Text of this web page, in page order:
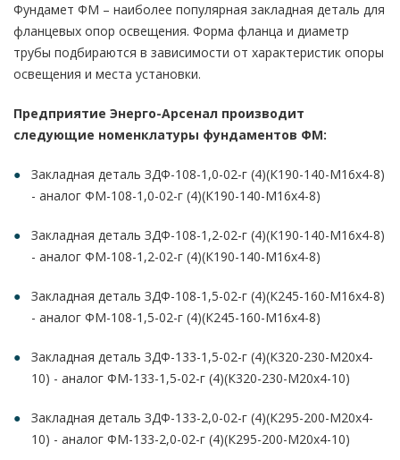
Фундамет ФМ – наиболее популярная закладная деталь для
фланцевых опор освещения. Форма фланца и диаметр
трубы подбираются в зависимости от характеристик опоры
освещения и места установки.
Предприятие Энерго-Арсенал производит
следующие номенклатуры фундаментов ФМ:
Закладная деталь ЗДФ-108-1,0-02-г (4)(К190-140-М16х4-8)
- аналог ФМ-108-1,0-02-г (4)(К190-140-М16х4-8)
Закладная деталь ЗДФ-108-1,2-02-г (4)(К190-140-М16х4-8)
- аналог ФМ-108-1,2-02-г (4)(К190-140-М16х4-8)
Закладная деталь ЗДФ-108-1,5-02-г (4)(К245-160-М16х4-8)
- аналог ФМ-108-1,5-02-г (4)(К245-160-М16х4-8)
Закладная деталь ЗДФ-133-1,5-02-г (4)(К320-230-М20х4-
10) - аналог ФМ-133-1,5-02-г (4)(К320-230-М20х4-10)
Закладная деталь ЗДФ-133-2,0-02-г (4)(К295-200-М20х4-
10) - аналог ФМ-133-2,0-02-г (4)(К295-200-М20х4-10)